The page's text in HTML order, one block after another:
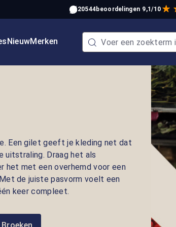
20544beoordelingen 9,1/10
NieuwMerken
Een gilet geeft je kleding net dat
uitstraling. Draag het als
het met een overhemd voor een
de juiste pasvorm voelt een
keer compleet.
Broeken